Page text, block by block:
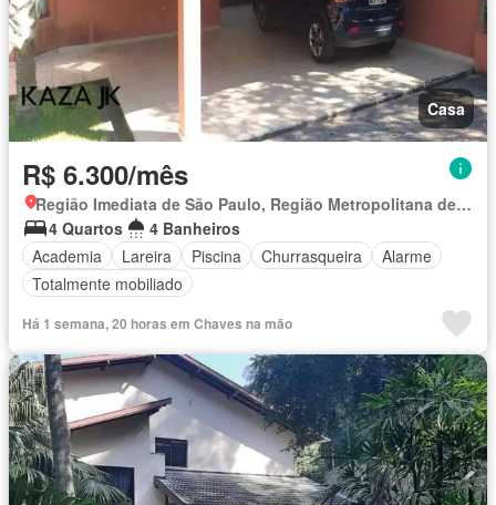
Casa
R$ 6.300/mês
Região Imediata de São Paulo, Região Metropolitana de São Paulo
4 Quartos
4 Banheiros
Academia
Lareira Piscina Churrasqueira
Alarme
Totalmente mobiliado
Há 1 semana, 20 horas em Chaves na mão